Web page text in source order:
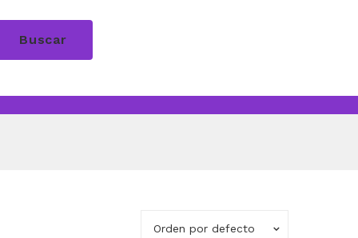
Buscar
Orden por defecto